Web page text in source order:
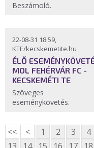
Beszámoló.
22-08-31 18:59,
KTE/kecskemetite.hu
ÉLŐ
MOL FEHÉRVÁR FC -
KECSKEMÉTI TE
Szöveges
eseménykövetés.
<< < 1 2 3 4